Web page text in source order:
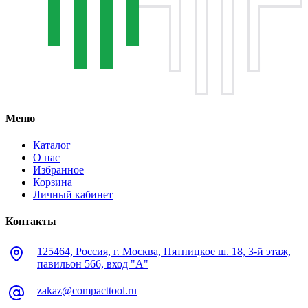
Меню
Каталог
О нас
Избранное
Корзина
Личный кабинет
Контакты
125464, Россия, г. Москва, Пятницкое ш. 18, 3-й этаж,
павильон 566, вход "А"
zakaz@compacttool.ru